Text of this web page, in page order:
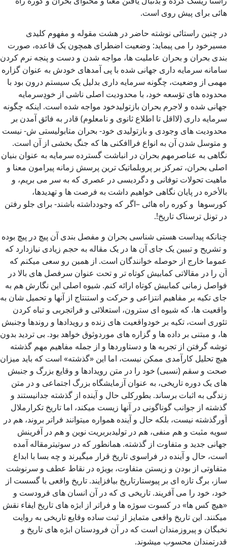
هائی برای پیش روی است.
در چنین راستائی نوشته حاضر در هشت مقوله و مفهوم کلیدی
مسیرخود را می پیماید: وضعیت اضطرای همچون یک قاعده، صورت
بندی بحران و بحران عاملیت ها، مواجه شدن و دست و پنجه نرم کردن
سامانه سرمایه داری جهانی شده با پی آمدهای خودش به عنوان گزاره
مهمی از وضعیت، چگونه سرمایه داری بدلیل یک سیستم درون بود با
محدوده های تؤسعه خود، با محدودیت اصلی ناشی از خودِسرمایه
جهانی شده و لاجرم بحران بازتولیدخود مواجه شده است. اینکه چگونه
سرمایه داری (لااقل تا اطلاع ثانوی و نامعلوم) قادر به فائق آمدن بر
محدودیت های وجودی و بازتولیدی خود- بحران متابولیستی ش- نیست
و متوسل شدن آن به انواع فراافکنی ها که جنگ بخشی از آن است.
نگاهی به عناصرمهم بحران در انباشت گسترده سرمایه به عنوان بنیان
اصلی بحران، تمرکز بر پروبلماتیک ترین پرسش زمانه پیرامون معنا و
ماهیت تحولات توفانی و دگردیسی در عصری که به سر می بریم، و
بالأخره در پایان نگاهی خواهیم داشت به فرصت ها و تهدیدها،
کورسوها و کوره راه هائی –اگر که وجودداشته باشند- برای جلو رفتن
در تونل ترسناک تاریخ!.
چنانکه پیداست هستی شناسی بحران و مفصل بندی آن پیچ در پیچ بوده
و تشریح و تبیین یک جای آن ها در یک مقاله به حجم زیادی نیازدارد که
عموما خارج از حوصله خوانندگان است. از همین رو سعی میکنم که
آن را در مقالاتی کمابیش کوتاه تر و تحت عنوان سرفصل های بالا در
فواصل زمانی کمابیش کوتاه ارائه کنم. شیوه اصلی این نگارش هم به
جای تکیه بر مفاهیم انتزاعی و حرکت و استنتاج از آنها و تحمیل شان به
واقعیت ها، که شیوه ای سترون، استعلائی و فراتجربی و تباه کردن
تئوری است، تکیه بر خودواقعیت های زنده و رویدادها و روندها وجنبش
ها، و مبتنی بر داده ها و گزاره های موردوثوق خواهد بود. بی تردید بدون
توشه گرفتن از تجربه ها و دستاوردها و از جمله مفاهیم مهم گذشته
هیچ تحلیل کارآمدی ممکن نیست، اما این «گذشته» است که باید میزان
صحت و سقم (نسبی) خود را در متن رویدادها و وقایع بزرگ و جنبش
های یک دوره تاریخی، به عنوان آزمایشگاه بزرگ اجتماعی و در متن
زندگی به اثبات برساند. بطورکلی حال و آینده از گذشته جدانیستند و
گذشته از جوانب گوناگونی در آنها زیست میکند، اما تاریخ تکرارملال
آورگذشته نیست، بلکه حال و آینده همواره میتوانند فراتر بروند، هم در
سویه مثبت و هم منفی، هم در تولیدبربریت نوین و هم در آفرینش
جهانی جدید و متفاوت از گذشته. همانطور که در سوتیترمقاله آمده
است، حال و آینده در فراسوی تاریخ قرار میگیرند و چه بسا با ابداع
متفاوتی از بودن و زیستن متفاوت، بویژه در نقاط عطف و سرنوشت
ساز، برگ تازه ای بر پیوستارتاریخ بیافزایند. تاریخ واقعی با گسست از
خود، خود را می آفریند. تاریخی ی که در آن انسان های فرودست و
«هیچ کس ها» در کسوت سوژه ها و فراتر از ابژه های تاریخ ایفاء نقش
میکنند. این تاریخ واقعی متمایز از ثبت ساده وقایع تاریخی به روایت
نخبگان و پیروزمندان است که در آن فرودستان ابژه های تاریخ و
قدرتمندان محسوب میشوند.